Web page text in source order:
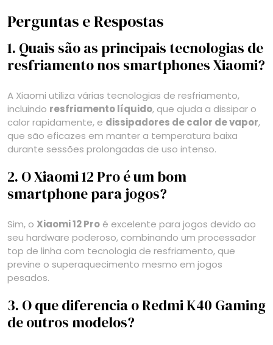
Perguntas e Respostas
1. Quais são as principais tecnologias de
resfriamento nos smartphones Xiaomi?
A Xiaomi utiliza várias tecnologias de resfriamento,
incluindo resfriamento líquido, que ajuda a dissipar o
calor rapidamente, e dissipadores de calor de vapor,
que são eficazes em manter a temperatura baixa
durante sessões prolongadas de uso intenso.
2. O Xiaomi 12 Pro é um bom
smartphone para jogos?
Sim, o Xiaomi 12 Pro é excelente para jogos devido ao
seu hardware poderoso, combinando um processador
top de linha com tecnologia de resfriamento, que
previne o superaquecimento mesmo em jogos
pesados.
3. O que diferencia o Redmi K40 Gaming
de outros modelos?